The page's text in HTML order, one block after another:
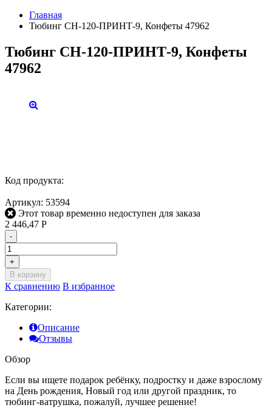
Главная
Тюбинг CH-120-ПРИНТ-9, Конфеты 47962
Тюбинг CH-120-ПРИНТ-9, Конфеты
47962
Код продукта:
Артикул: 53594
Этот товар временно недоступен для заказа
2 446,47 Р
-
+
В корзину
К сравнению В избранное
Категории:
Описание
Отзывы
Обзор
Если вы ищете подарок ребёнку, подростку и даже взрослому
на День рождения, Новый год или другой праздник, то
тюбинг-ватрушка, пожалуй, лучшее решение!